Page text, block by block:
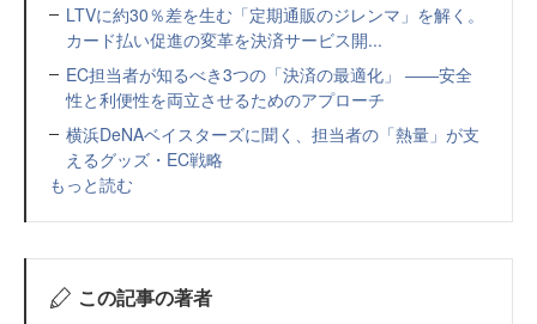
LTVに約30％差を生む「定期通販のジレンマ」を解く。
カード払い促進の変革を決済サービス開...
EC担当者が知るべき3つの「決済の最適化」 ――安全
性と利便性を両立させるためのアプローチ
横浜DeNAベイスターズに聞く、担当者の「熱量」が支
えるグッズ・EC戦略
もっと読む
この記事の著者